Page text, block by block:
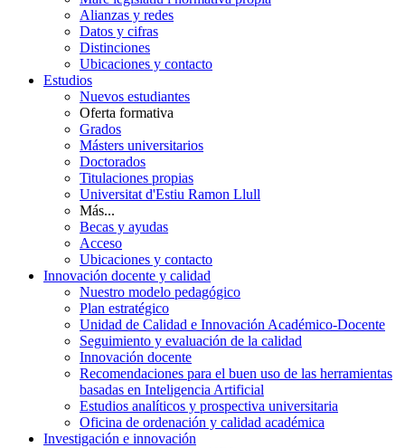
Alianzas y redes
Datos y cifras
Distinciones
Ubicaciones y contacto
Estudios
Nuevos estudiantes
Oferta formativa
Grados
Másters universitarios
Doctorados
Titulaciones propias
Universitat d'Estiu Ramon Llull
Más...
Becas y ayudas
Acceso
Ubicaciones y contacto
Innovación docente y calidad
Nuestro modelo pedagógico
Plan estratégico
Unidad de Calidad e Innovación Académico-Docente
Seguimiento y evaluación de la calidad
Innovación docente
Recomendaciones para el buen uso de las herramientas
basadas en Inteligencia Artificial
Estudios analíticos y prospectiva universitaria
Oficina de ordenación y calidad académica
Investigación e innovación